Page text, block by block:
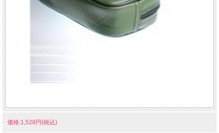
価格:1,528円(税込)